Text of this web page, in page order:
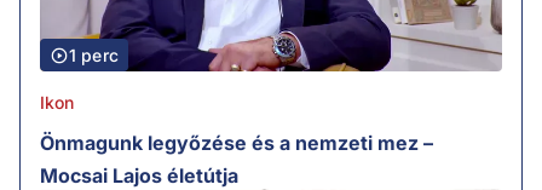
1 perc
Ikon
Önmagunk legyőzése és a nemzeti mez –
Mocsai Lajos életútja